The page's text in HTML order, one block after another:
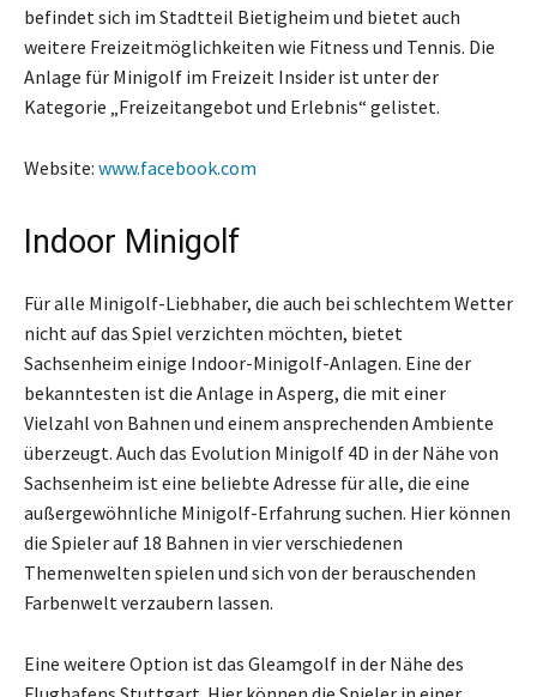
befindet sich im Stadtteil Bietigheim und bietet auch
weitere Freizeitmöglichkeiten wie Fitness und Tennis. Die
Anlage für Minigolf im Freizeit Insider ist unter der
Kategorie „Freizeitangebot und Erlebnis“ gelistet.
Website: www.facebook.com
Indoor Minigolf
Für alle Minigolf-Liebhaber, die auch bei schlechtem Wetter
nicht auf das Spiel verzichten möchten, bietet
Sachsenheim einige Indoor-Minigolf-Anlagen. Eine der
bekanntesten ist die Anlage in Asperg, die mit einer
Vielzahl von Bahnen und einem ansprechenden Ambiente
überzeugt. Auch das Evolution Minigolf 4D in der Nähe von
Sachsenheim ist eine beliebte Adresse für alle, die eine
außergewöhnliche Minigolf-Erfahrung suchen. Hier können
die Spieler auf 18 Bahnen in vier verschiedenen
Themenwelten spielen und sich von der berauschenden
Farbenwelt verzaubern lassen.
Eine weitere Option ist das Gleamgolf in der Nähe des